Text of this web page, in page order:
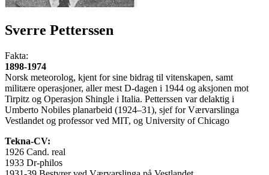
Sverre Petterssen
Fakta:
1898-1974
Norsk meteorolog, kjent for sine bidrag til vitenskapen, samt
militære operasjoner, aller mest D-dagen i 1944 og aksjonen mot
Tirpitz og Operasjon Shingle i Italia. Petterssen var delaktig i
Umberto Nobiles planarbeid (1924–31), sjef for Værvarslinga
Vestlandet og professor ved MIT, og University of Chicago
Tekna-CV:
1926 Cand. real
1933 Dr-philos